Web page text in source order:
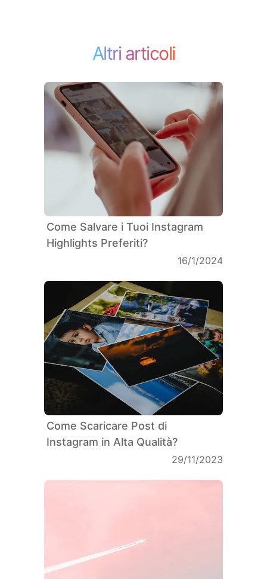
Altri articoli
Come Salvare i Tuoi Instagram
Highlights Preferiti?
16/1/2024
Come Scaricare Post di
Instagram in Alta Qualità?
29/11/2023